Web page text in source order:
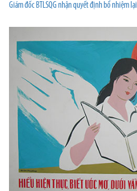
Giám đốc BTLSQG nhận quyết định bổ nhiệm lại